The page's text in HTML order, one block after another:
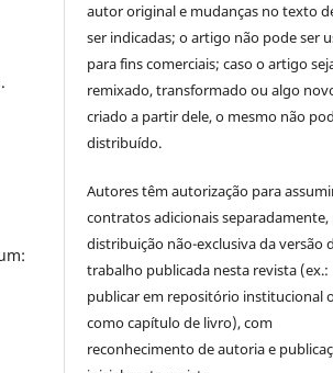
autor original e mudanças no texto
ser indicadas; o artigo não pode ser
para fins comerciais; caso o artigo
remixado, transformado ou algo
criado a partir dele, o mesmo não
distribuído.
Autores têm autorização para
contratos adicionais separadamente,
distribuição não-exclusiva da versão
trabalho publicada nesta revista (ex.:
publicar em repositório institucional
como capítulo de livro), com
reconhecimento de autoria e